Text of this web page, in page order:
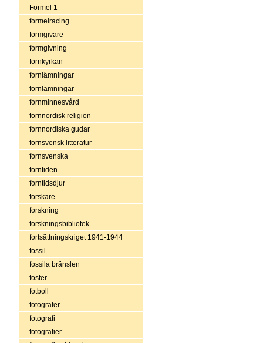
Formel 1
formelracing
formgivare
formgivning
fornkyrkan
fornlämningar
fornlämningar
fornminnesvård
fornnordisk religion
fornnordiska gudar
fornsvensk litteratur
fornsvenska
forntiden
forntidsdjur
forskare
forskning
forskningsbibliotek
fortsättningskriget 1941-1944
fossil
fossila bränslen
foster
fotboll
fotografer
fotografi
fotografier